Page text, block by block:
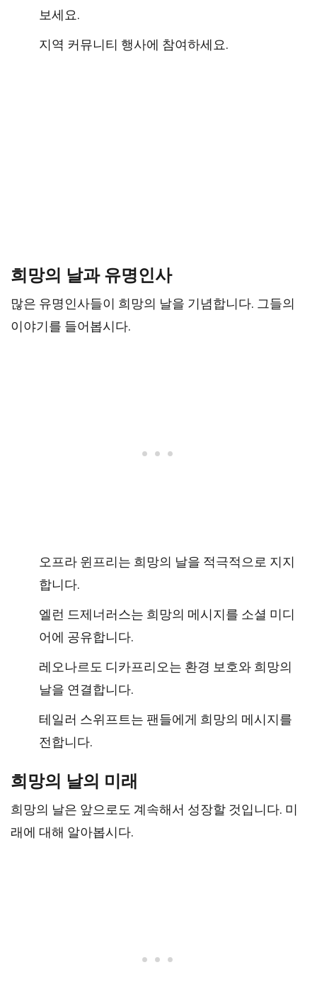
보세요.
지역 커뮤니티 행사에 참여하세요.
희망의 날과 유명인사
많은 유명인사들이 희망의 날을 기념합니다. 그들의
이야기를 들어봅시다.
오프라 윈프리는 희망의 날을 적극적으로 지지
합니다.
엘런 드제너러스는 희망의 메시지를 소셜 미디
어에 공유합니다.
레오나르도 디카프리오는 환경 보호와 희망의
날을 연결합니다.
테일러 스위프트는 팬들에게 희망의 메시지를
전합니다.
희망의 날의 미래
희망의 날은 앞으로도 계속해서 성장할 것입니다. 미
래에 대해 알아봅시다.